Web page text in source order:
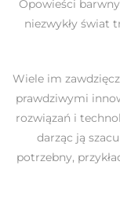
Opowieści
niezwykły świat
Wiele im
prawdziwymi
rozwiązań i
darząc ją
potrzebny,